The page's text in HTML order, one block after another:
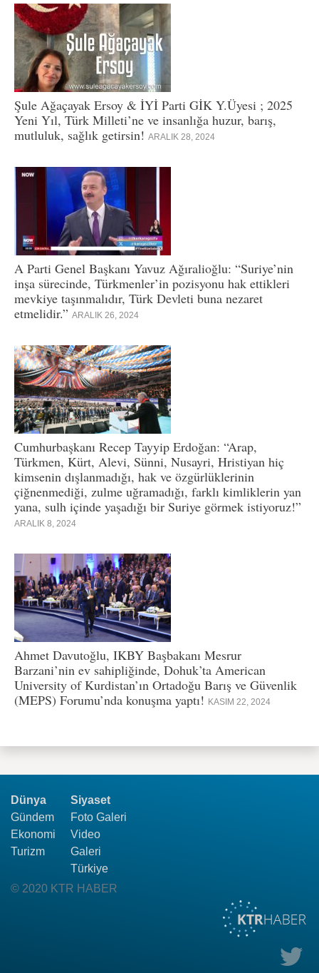
Şule Ağaçayak Ersoy & İYİ Parti GİK Y.Üyesi ; 2025
Yeni Yıl, Türk Milleti’ne ve insanlığa huzur, barış,
mutluluk, sağlık getirsin! ARALIK 28, 2024
A Parti Genel Başkanı Yavuz Ağıralioğlu: “Suriye’nin
inşa sürecinde, Türkmenler’in pozisyonu hak ettikleri
mevkiye taşınmalıdır, Türk Devleti buna nezaret
etmelidir.” ARALIK 26, 2024
Cumhurbaşkanı Recep Tayyip Erdoğan: “Arap,
Türkmen, Kürt, Alevi, Sünni, Nusayri, Hristiyan hiç
kimsenin dışlanmadığı, hak ve özgürlüklerinin
çiğnenmediği, zulme uğramadığı, farklı kimliklerin yan
yana, sulh içinde yaşadığı bir Suriye görmek istiyoruz!”
ARALIK 8, 2024
Ahmet Davutoğlu, IKBY Başbakanı Mesrur
Barzani’nin ev sahipliğinde, Dohuk’ta American
University of Kurdistan’ın Ortadoğu Barış ve Güvenlik
(MEPS) Forumu’nda konuşma yaptı! KASIM 22, 2024
Dünya
Gündem
Ekonomi
Turizm
Siyaset
Foto Galeri
Video
Galeri
Türkiye
© 2020 KTR HABER